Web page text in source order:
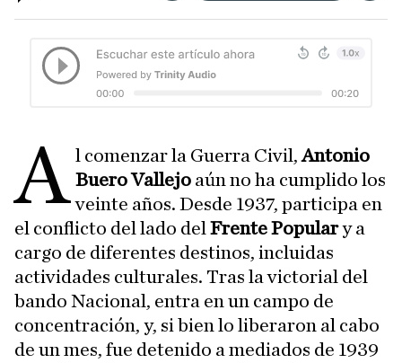
A l comenzar la Guerra Civil,Antonio
Buero Vallejo aún no ha cumplido los
veinte años. Desde 1937, participa en
el conflicto del lado del Frente Populary a
cargo de diferentes destinos, incluidas
actividades culturales. Tras la victorial del
bando Nacional, entra en un campo de
concentración, y, si bien lo liberaron al cabo
de un mes, fue detenido a mediados de 1939